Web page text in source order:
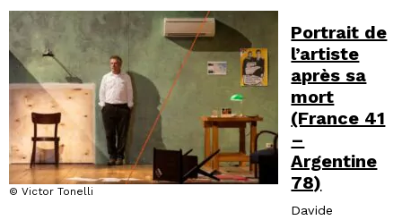
© Victor Tonelli
Portrait de
l’artiste
après sa
mort
(France 41
–
Argentine
78)
Davide